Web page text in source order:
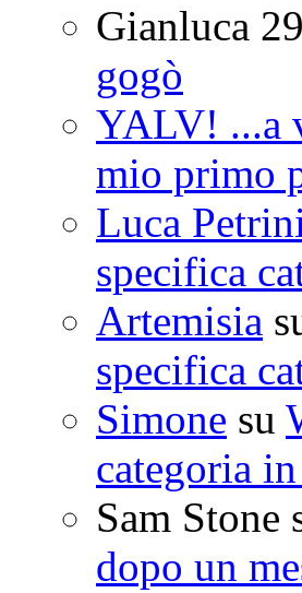
Gianluca
gogò
YALV! ...a
mio primo
Luca
specifica
Artemisia
specifica
Simone su
categoria
Sam Stone
dopo un